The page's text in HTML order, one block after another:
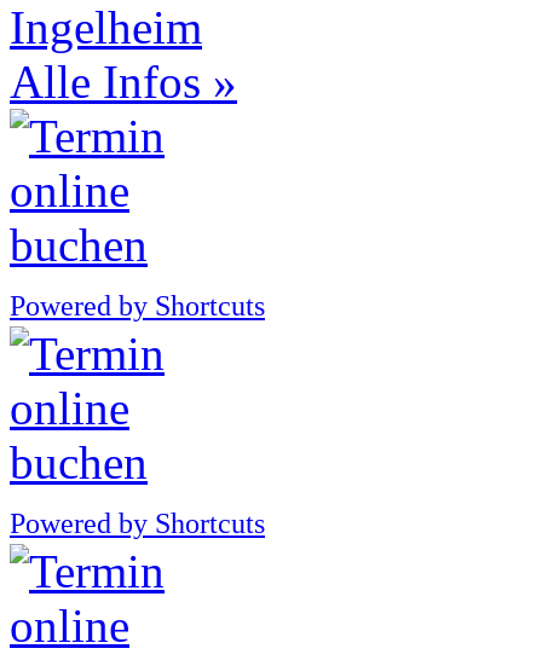
Ingelheim
Alle Infos »
Powered by Shortcuts
Powered by Shortcuts